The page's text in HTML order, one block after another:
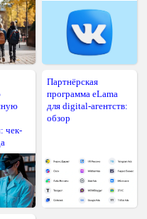
чек-
Партнёрская
программа eLama
для digital-агентств:
обзор